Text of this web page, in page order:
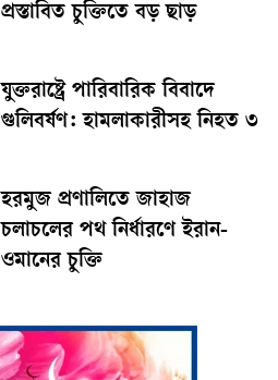
প্রস্তাবিত চুক্তিতে বড় ছাড়
যুক্তরাষ্ট্রে পারিবারিক বিবাদে
গুলিবর্ষণ: হামলাকারীসহ নিহত ৩
হরমুজ প্রণালিতে জাহাজ
চলাচলের পথ নির্ধারণে ইরান-
ওমানের চুক্তি